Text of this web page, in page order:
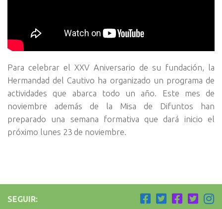
Para celebrar el XXV Aniversario de su fundación, la
Hermandad del Cautivo ha organizado un programa de
actividades que abarca todo un año. Este mes de
noviembre además de la Misa de Difuntos han
preparado una semana formativa que dará inicio el
próximo lunes 23 de noviembre.
SEGUIR: